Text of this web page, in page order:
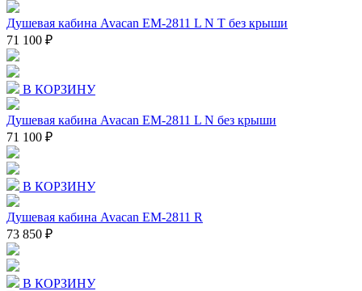
Душевая кабина Avacan EM-2811 L N T без крыши
71 100 ₽
В КОРЗИНУ
Душевая кабина Avacan EM-2811 L N без крыши
71 100 ₽
В КОРЗИНУ
Душевая кабина Avacan EM-2811 R
73 850 ₽
В КОРЗИНУ